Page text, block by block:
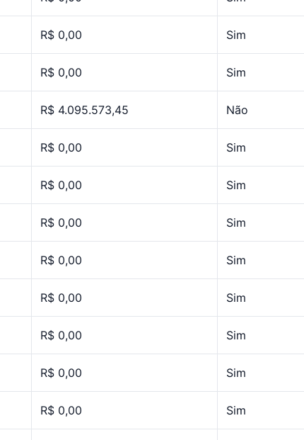
R$ 0,00 Sim
R$ 0,00 Sim
R$ 4.095.573,45 Não
R$ 0,00 Sim
R$ 0,00 Sim
R$ 0,00 Sim
R$ 0,00 Sim
R$ 0,00 Sim
R$ 0,00 Sim
R$ 0,00 Sim
R$ 0,00 Sim